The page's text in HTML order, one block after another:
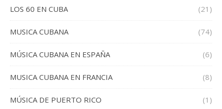
LOS 60 EN CUBA (21)
MUSICA CUBANA (74)
MÚSICA CUBANA EN ESPAÑA (6)
MUSICA CUBANA EN FRANCIA (8)
MÚSICA DE PUERTO RICO (1)